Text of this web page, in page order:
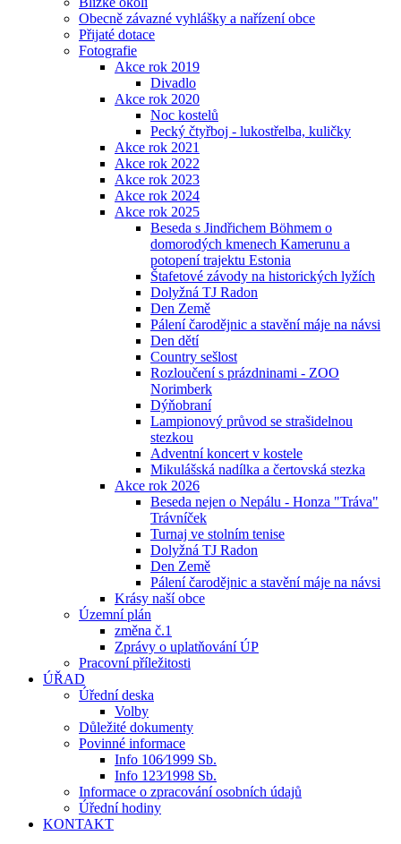
Obecně závazné vyhlášky a nařízení obce
Přijaté dotace
Fotografie
Akce rok 2019
Divadlo
Akce rok 2020
Noc kostelů
Pecký čtyřboj - lukostřelba, kuličky
Akce rok 2021
Akce rok 2022
Akce rok 2023
Akce rok 2024
Akce rok 2025
Beseda s Jindřichem Böhmem o
domorodých kmenech Kamerunu a
potopení trajektu Estonia
Štafetové závody na historických lyžích
Dolyžná TJ Radon
Den Země
Pálení čarodějnic a stavění máje na návsi
Den dětí
Country sešlost
Rozloučení s prázdninami - ZOO
Norimberk
Dýňobraní
Lampionový průvod se strašidelnou
stezkou
Adventní koncert v kostele
Mikulášská nadílka a čertovská stezka
Akce rok 2026
Beseda nejen o Nepálu - Honza "Tráva"
Trávníček
Turnaj ve stolním tenise
Dolyžná TJ Radon
Den Země
Pálení čarodějnic a stavění máje na návsi
Krásy naší obce
Územní plán
změna č.1
Zprávy o uplatňování ÚP
Pracovní příležitosti
ÚŘAD
Úřední deska
Volby
Důležité dokumenty
Povinné informace
Info 106⁄1999 Sb.
Info 123⁄1998 Sb.
Informace o zpracování osobních údajů
Úřední hodiny
KONTAKT